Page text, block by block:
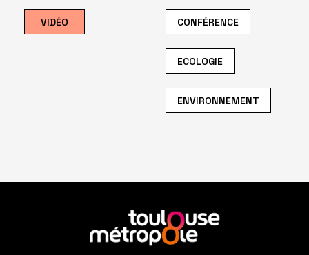
VIDÉO CONFÉRENCE
ECOLOGIE
ENVIRONNEMENT
En
savoir
plus